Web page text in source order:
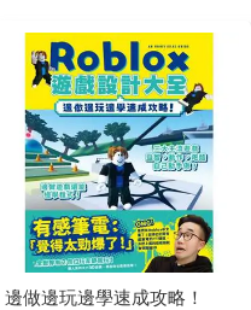
邊做邊玩邊學速成攻略！